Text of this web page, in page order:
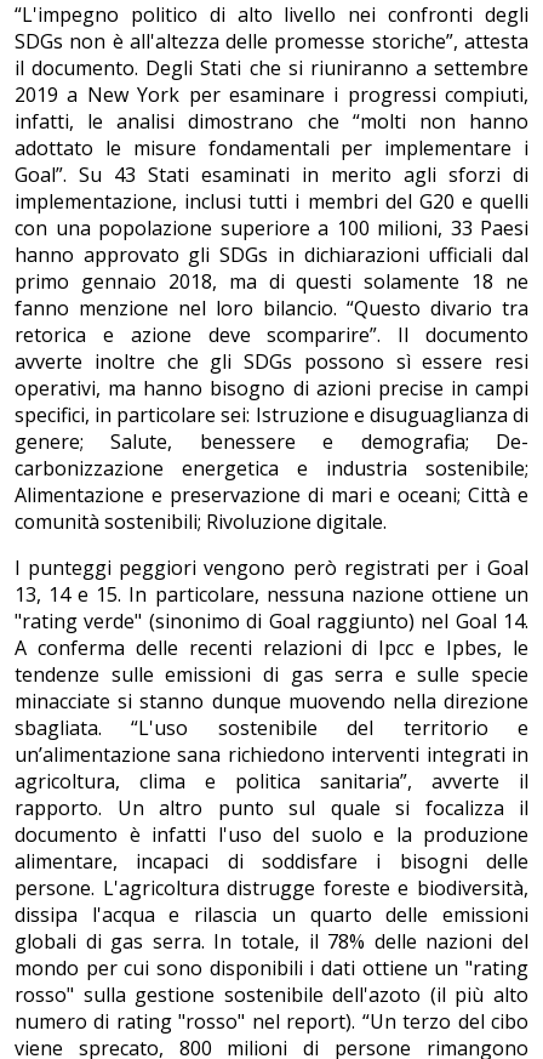
“L'impegno politico di alto livello nei confronti degli
SDGs non è all'altezza delle promesse storiche”, attesta
il documento. Degli Stati che si riuniranno a settembre
2019 a New York per esaminare i progressi compiuti,
infatti, le analisi dimostrano che “molti non hanno
adottato le misure fondamentali per implementare i
Goal”. Su 43 Stati esaminati in merito agli sforzi di
implementazione, inclusi tutti i membri del G20 e quelli
con una popolazione superiore a 100 milioni, 33 Paesi
hanno approvato gli SDGs in dichiarazioni ufficiali dal
primo gennaio 2018, ma di questi solamente 18 ne
fanno menzione nel loro bilancio. “Questo divario tra
retorica e azione deve scomparire”. Il documento
avverte inoltre che gli SDGs possono sì essere resi
operativi, ma hanno bisogno di azioni precise in campi
specifici, in particolare sei: Istruzione e disuguaglianza di
genere; Salute, benessere e demografia; De-
carbonizzazione energetica e industria sostenibile;
Alimentazione e preservazione di mari e oceani; Città e
comunità sostenibili; Rivoluzione digitale.
I punteggi peggiori vengono però registrati per i Goal
13, 14 e 15. In particolare, nessuna nazione ottiene un
"rating verde" (sinonimo di Goal raggiunto) nel Goal 14.
A conferma delle recenti relazioni di Ipcc e Ipbes, le
tendenze sulle emissioni di gas serra e sulle specie
minacciate si stanno dunque muovendo nella direzione
sbagliata. “L'uso sostenibile del territorio e
un’alimentazione sana richiedono interventi integrati in
agricoltura, clima e politica sanitaria”, avverte il
rapporto. Un altro punto sul quale si focalizza il
documento è infatti l'uso del suolo e la produzione
alimentare, incapaci di soddisfare i bisogni delle
persone. L'agricoltura distrugge foreste e biodiversità,
dissipa l'acqua e rilascia un quarto delle emissioni
globali di gas serra. In totale, il 78% delle nazioni del
mondo per cui sono disponibili i dati ottiene un "rating
rosso" sulla gestione sostenibile dell'azoto (il più alto
numero di rating "rosso" nel report). “Un terzo del cibo
viene sprecato, 800 milioni di persone rimangono